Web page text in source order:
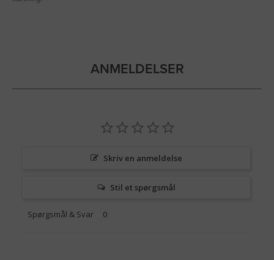
ANMELDELSER
Skriv en anmeldelse
Stil et spørgsmål
Spørgsmål & Svar